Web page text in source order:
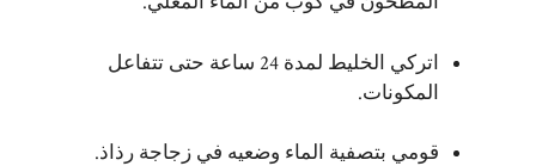
اتركي الخليط لمدة 24 ساعة حتى تتفاعل
المكونات.
قومي بتصفية الماء وضعيه في زجاجة رذاذ.